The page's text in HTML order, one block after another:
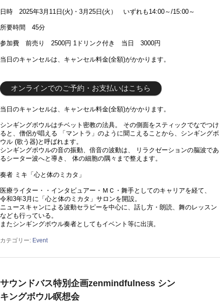
日時 2025年3月11日(火)・3月25日(火） いずれも14:00～/15:00～
所要時間 45分
参加費 前売り 2500円 1ドリンク付き 当日 3000円
当日のキャンセルは、キャンセル料金(全額)がかかります。
オンラインでのご予約・お支払いはこちら
当日のキャンセルは、キャンセル料金(全額)がかかります。
シンギングボウルはチベット密教の法具。 その側面をスティックでなでつけ
ると、僧侶が唱える 「マントラ」のように聞こえることから、シンギングボ
ウル (歌う器)と呼ばれます。
シンギングボウルの音の振動、倍音の波動は、 リラクゼーションの脳波であ
るシーター波へと導き、 体の細胞の隅々まで整えます。
奏者 ミキ「心と体のミカタ」
医療ライター・・インタビュアー・ＭＣ・舞手としてのキャリアを経て、
令和3年3月に「心と体のミカタ」サロンを開設。
ニュースキャンによる波動セラピーを中心に、話し方・朗読、舞のレッスン
なども行っている。
またシンギングボウル奏者としてもイベント等に出演。
カテゴリー: Event
サウンドバス特別企画zenmindfulness シン
キングボウル瞑想会